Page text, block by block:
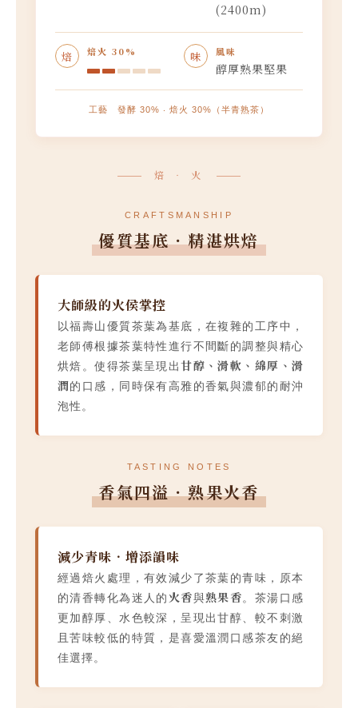
(2400m)
焙 焙火 30% 味 風味
醇厚熟果堅果
工藝 發酵 30% ‧ 焙火 30%（半青熟茶）
焙 ‧ 火
CRAFTSMANSHIP
優質基底．精湛烘焙
大師級的火侯掌控
以福壽山優質茶葉為基底，在複雜的工序中，
老師傅根據茶葉特性進行不間斷的調整與精心
烘焙。使得茶葉呈現出甘醇、滑軟、綿厚、滑
潤的口感，同時保有高雅的香氣與濃郁的耐沖
泡性。
TASTING NOTES
香氣四溢．熟果火香
減少青味．增添韻味
經過焙火處理，有效減少了茶葉的青味，原本
的清香轉化為迷人的 火香與熟果香。茶湯口感
更加醇厚、水色較深，呈現出甘醇、較不刺激
且苦味較低的特質，是喜愛溫潤口感茶友的絕
佳選擇。